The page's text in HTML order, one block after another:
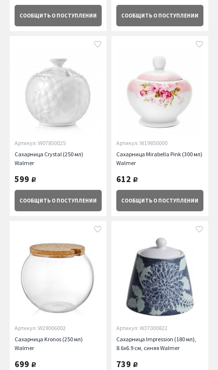
СООБЩИТЬ О ПОСТУПЛЕНИИ СООБЩИТЬ О ПОСТУПЛЕНИИ
Артикул: W07850025
Сахарница Crystal (250 мл)
Walmer
599 руб.
СООБЩИТЬ О ПОСТУПЛЕНИИ
Артикул: W19850000
Сахарница Mirabella Pink (300 мл)
Walmer
612 руб.
СООБЩИТЬ О ПОСТУПЛЕНИИ
Артикул: W29006002
Сахарница Kronos (250 мл)
Walmer
699 руб.
Артикул: W37000822
Сахарница Impression (180 мл),
8.6х6.9 см, синяя Walmer
739 руб.